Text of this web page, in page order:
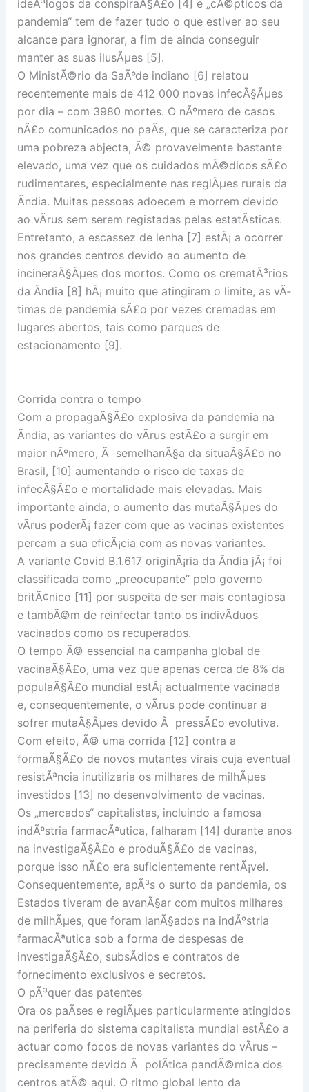
ideÃ³logos da conspiraÃ§Ã£o [4] e „cÃ©pticos da
pandemia“ tem de fazer tudo o que estiver ao seu
alcance para ignorar, a fim de ainda conseguir
manter as suas ilusÃµes [5].
O MinistÃ©rio da SaÃºde indiano [6] relatou
recentemente mais de 412 000 novas infecÃ§Ãµes
por dia – com 3980 mortes. O nÃºmero de casos
nÃ£o comunicados no paÃ­s, que se caracteriza por
uma pobreza abjecta, Ã© provavelmente bastante
elevado, uma vez que os cuidados mÃ©dicos sÃ£o
rudimentares, especialmente nas regiÃµes rurais da
Ãndia. Muitas pessoas adoecem e morrem devido
ao vÃ­rus sem serem registadas pelas estatÃ­sticas.
Entretanto, a escassez de lenha [7] estÃ¡ a ocorrer
nos grandes centros devido ao aumento de
incineraÃ§Ãµes dos mortos. Como os crematÃ³rios
da Ãndia [8] hÃ¡ muito que atingiram o limite, as vÃ­
timas de pandemia sÃ£o por vezes cremadas em
lugares abertos, tais como parques de
estacionamento [9].
Corrida contra o tempo
Com a propagaÃ§Ã£o explosiva da pandemia na
Ãndia, as variantes do vÃ­rus estÃ£o a surgir em
maior nÃºmero, Ã semelhanÃ§a da situaÃ§Ã£o no
Brasil, [10] aumentando o risco de taxas de
infecÃ§Ã£o e mortalidade mais elevadas. Mais
importante ainda, o aumento das mutaÃ§Ãµes do
vÃ­rus poderÃ¡ fazer com que as vacinas existentes
percam a sua eficÃ¡cia com as novas variantes.
A variante Covid B.1.617 originÃ¡ria da Ãndia jÃ¡ foi
classificada como „preocupante“ pelo governo
britÃ¢nico [11] por suspeita de ser mais contagiosa
e tambÃ©m de reinfectar tanto os indivÃ­duos
vacinados como os recuperados.
O tempo Ã© essencial na campanha global de
vacinaÃ§Ã£o, uma vez que apenas cerca de 8% da
populaÃ§Ã£o mundial estÃ¡ actualmente vacinada
e, consequentemente, o vÃ­rus pode continuar a
sofrer mutaÃ§Ãµes devido Ã pressÃ£o evolutiva.
Com efeito, Ã© uma corrida [12] contra a
formaÃ§Ã£o de novos mutantes virais cuja eventual
resistÃªncia inutilizaria os milhares de milhÃµes
investidos [13] no desenvolvimento de vacinas.
Os „mercados“ capitalistas, incluindo a famosa
indÃºstria farmacÃªutica, falharam [14] durante anos
na investigaÃ§Ã£o e produÃ§Ã£o de vacinas,
porque isso nÃ£o era suficientemente rentÃ¡vel.
Consequentemente, apÃ³s o surto da pandemia, os
Estados tiveram de avanÃ§ar com muitos milhares
de milhÃµes, que foram lanÃ§ados na indÃºstria
farmacÃªutica sob a forma de despesas de
investigaÃ§Ã£o, subsÃ­dios e contratos de
fornecimento exclusivos e secretos.
O pÃ³quer das patentes
Ora os paÃ­ses e regiÃµes particularmente atingidos
na periferia do sistema capitalista mundial estÃ£o a
actuar como focos de novas variantes do vÃ­rus –
precisamente devido Ã polÃ­tica pandÃ©mica dos
centros atÃ© aqui. O ritmo global lento da